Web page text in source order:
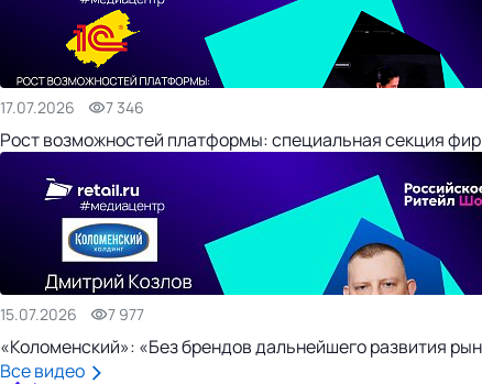
17.07.2026 7 346
Рост возможностей платформы: специальная секция
15.07.2026 7 977
«Коломенский»: «Без брендов дальнейшего развития
Все видео